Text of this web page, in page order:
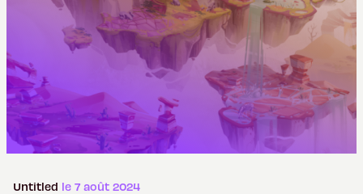
Untitled le 7 août 2024